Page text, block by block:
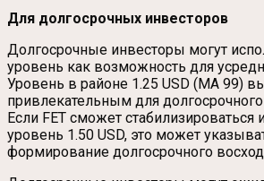
Для долгосрочных инвесторов
Долгосрочные инвесторы могут
уровень как возможность для
Уровень в районе 1.25 USD (MA 99)
привлекательным для
Если FET сможет стабилизироваться
уровень 1.50 USD, это может
формирование долгосрочного